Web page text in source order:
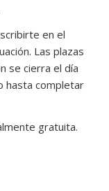
en el
Las plazas
se cierra el día
hasta completar
gratuita.